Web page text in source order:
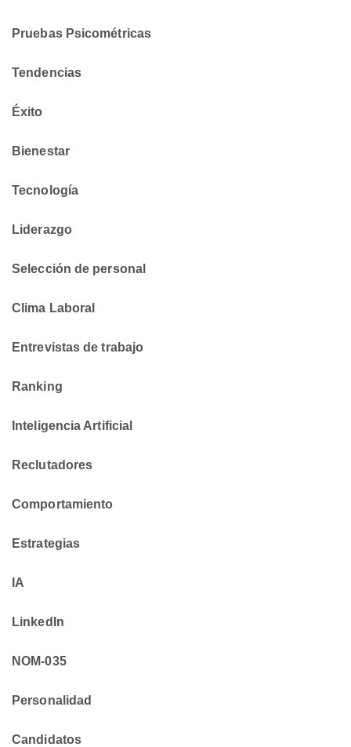
Pruebas Psicométricas
Tendencias
Éxito
Bienestar
Tecnología
Liderazgo
Selección de personal
Clima Laboral
Entrevistas de trabajo
Ranking
Inteligencia Artificial
Reclutadores
Comportamiento
Estrategias
IA
LinkedIn
NOM-035
Personalidad
Candidatos